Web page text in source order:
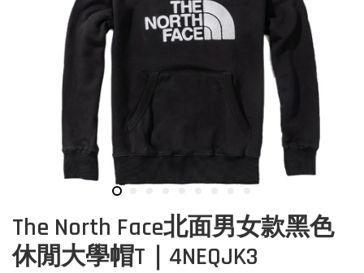
The North Face北面男女款黑色
休閒大學帽T｜4NEQJK3